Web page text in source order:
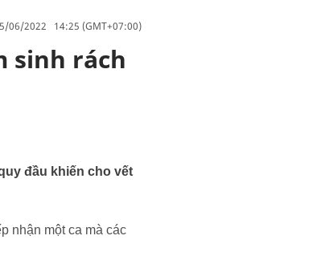
06/2022 14:25 (GMT+07:00)
sinh rách
đầu khiến cho vết
nhận một ca mà các